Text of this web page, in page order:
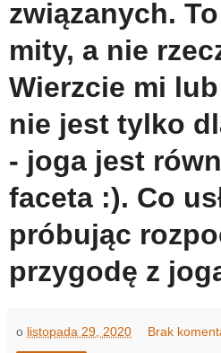
związanych.
mity, a nie
Wierzcie mi
nie jest tylko
- joga jest
faceta :). Co
próbując
przygodę z
o listopada 29, 2020 Brak